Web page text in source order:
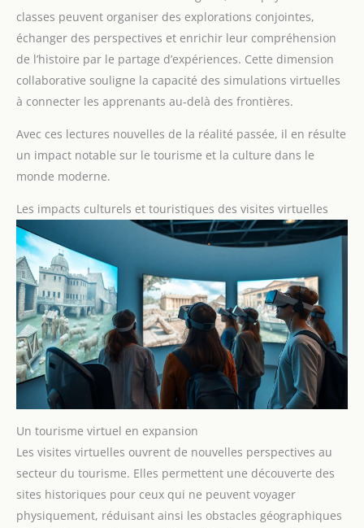
classes peuvent organiser des explorations conjointes,
échanger des perspectives et enrichir leur compréhension
de l’histoire par le partage d’expériences. Cette dimension
collaborative souligne la capacité des simulations virtuelles
à connecter les apprenants au-delà des frontières.
Avec ces lectures nouvelles de la réalité passée, il en résulte
un impact notable sur le tourisme et la culture dans le
monde moderne.
Les impacts culturels et touristiques des visites virtuelles
Un tourisme virtuel en expansion
Les visites virtuelles ouvrent de nouvelles perspectives au
secteur du tourisme. Elles permettent une découverte des
sites historiques pour ceux qui ne peuvent voyager
physiquement, réduisant ainsi les obstacles géographiques